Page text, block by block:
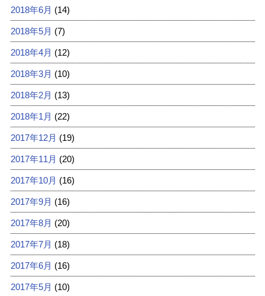
2018年6月 (14)
2018年5月 (7)
2018年4月 (12)
2018年3月 (10)
2018年2月 (13)
2018年1月 (22)
2017年12月 (19)
2017年11月 (20)
2017年10月 (16)
2017年9月 (16)
2017年8月 (20)
2017年7月 (18)
2017年6月 (16)
2017年5月 (10)